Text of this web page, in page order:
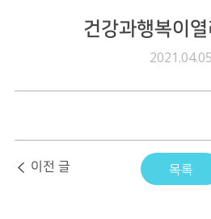
건강과행복이
2021.04.05
이전 글 목록